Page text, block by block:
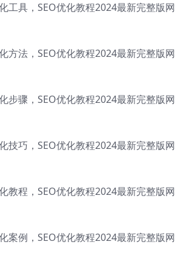
工具，SEO优化教程2024最新完整版
方法，SEO优化教程2024最新完整版
步骤，SEO优化教程2024最新完整版
技巧，SEO优化教程2024最新完整版
教程，SEO优化教程2024最新完整版
案例，SEO优化教程2024最新完整版